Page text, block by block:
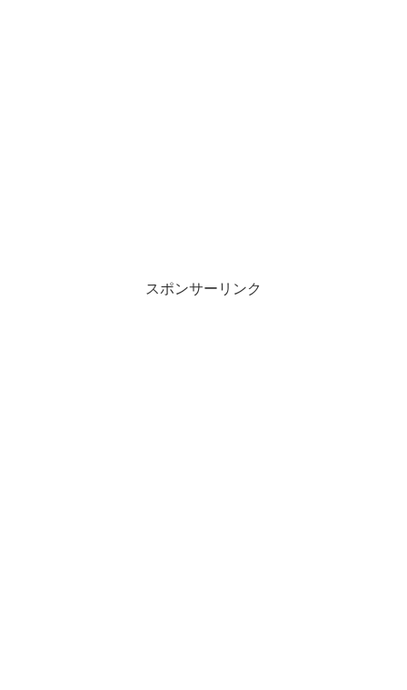
スポンサーリンク